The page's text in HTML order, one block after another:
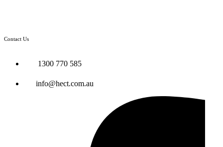
Contact Us
1300 770 585
info@hect.com.au